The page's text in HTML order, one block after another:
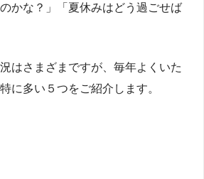
かな？」「夏休みはどう過ごせば
はさまざまですが、毎年よくいた
に多い５つをご紹介します。